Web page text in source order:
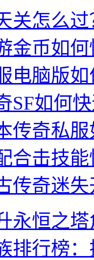
关怎么
金币如
电脑版
SF如何
传奇私
合击技能
传奇迷
永恒之
排行榜